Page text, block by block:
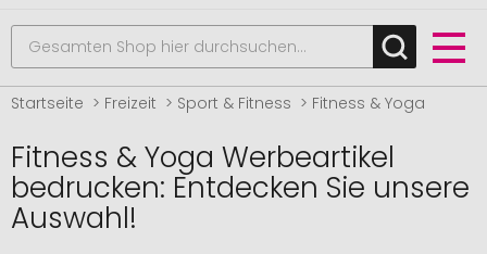
Startseite Freizeit Sport & Fitness Fitness & Yoga
Fitness & Yoga Werbeartikel
bedrucken: Entdecken Sie unsere
Auswahl!